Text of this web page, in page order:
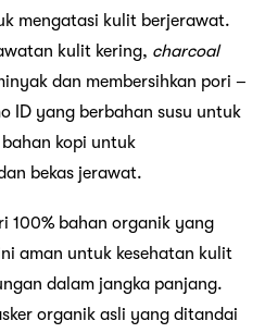
mengatasi kulit berjerawat.
kulit kering, charcoal
dan membersihkan pori –
ID yang berbahan susu untuk
kopi untuk
bekas jerawat.
100% bahan organik yang
aman untuk kesehatan kulit
dalam jangka panjang.
organik asli yang ditandai